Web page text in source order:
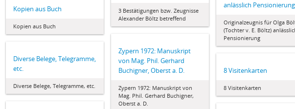
3 Bestätigungen bzw. Zeugnisse
Alexander Böltz betreffend
anlässlich Pensionierung
Originalzeugnis für Olga
(Tochter v. E. Böltz)
Pensionierung
Kopien aus Buch
Kopien aus Buch
Zypern 1972: Manuskript
von Mag. Phil. Gerhard
Buchigner, Oberst a. D.
Zypern 1972: Manuskript von
Mag. Phil. Gerhard Buchigner,
Oberst a. D.
Diverse Belege, Telegramme,
etc.
Diverse Belege, Telegramme, etc.
8 Visitenkarten
8 Visitenkarten